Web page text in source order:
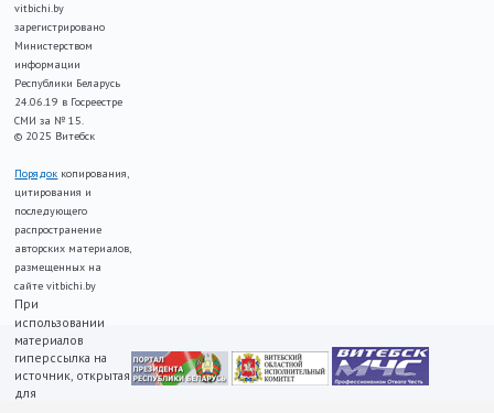
vitbichi.by
зарегистрировано
Министерством
информации
Республики Беларусь
24.06.19 в Госреестре
СМИ за № 15.
© 2025 Витебск
Порядок копирования,
цитирования и
последующего
распространение
авторских материалов,
размещенных на
сайте vitbichi.by
При
использовании
материалов
гиперссылка на
источник, открытая
для